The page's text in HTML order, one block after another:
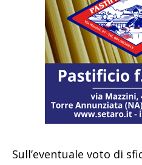
Sull’eventuale voto di